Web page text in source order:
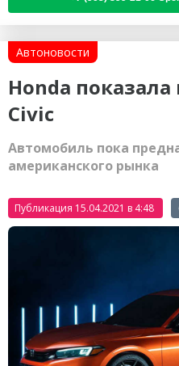
Автоновости
Honda
Civic
Автомобиль пока
американского рынка
Публикация 15.04.2021 в 4:48